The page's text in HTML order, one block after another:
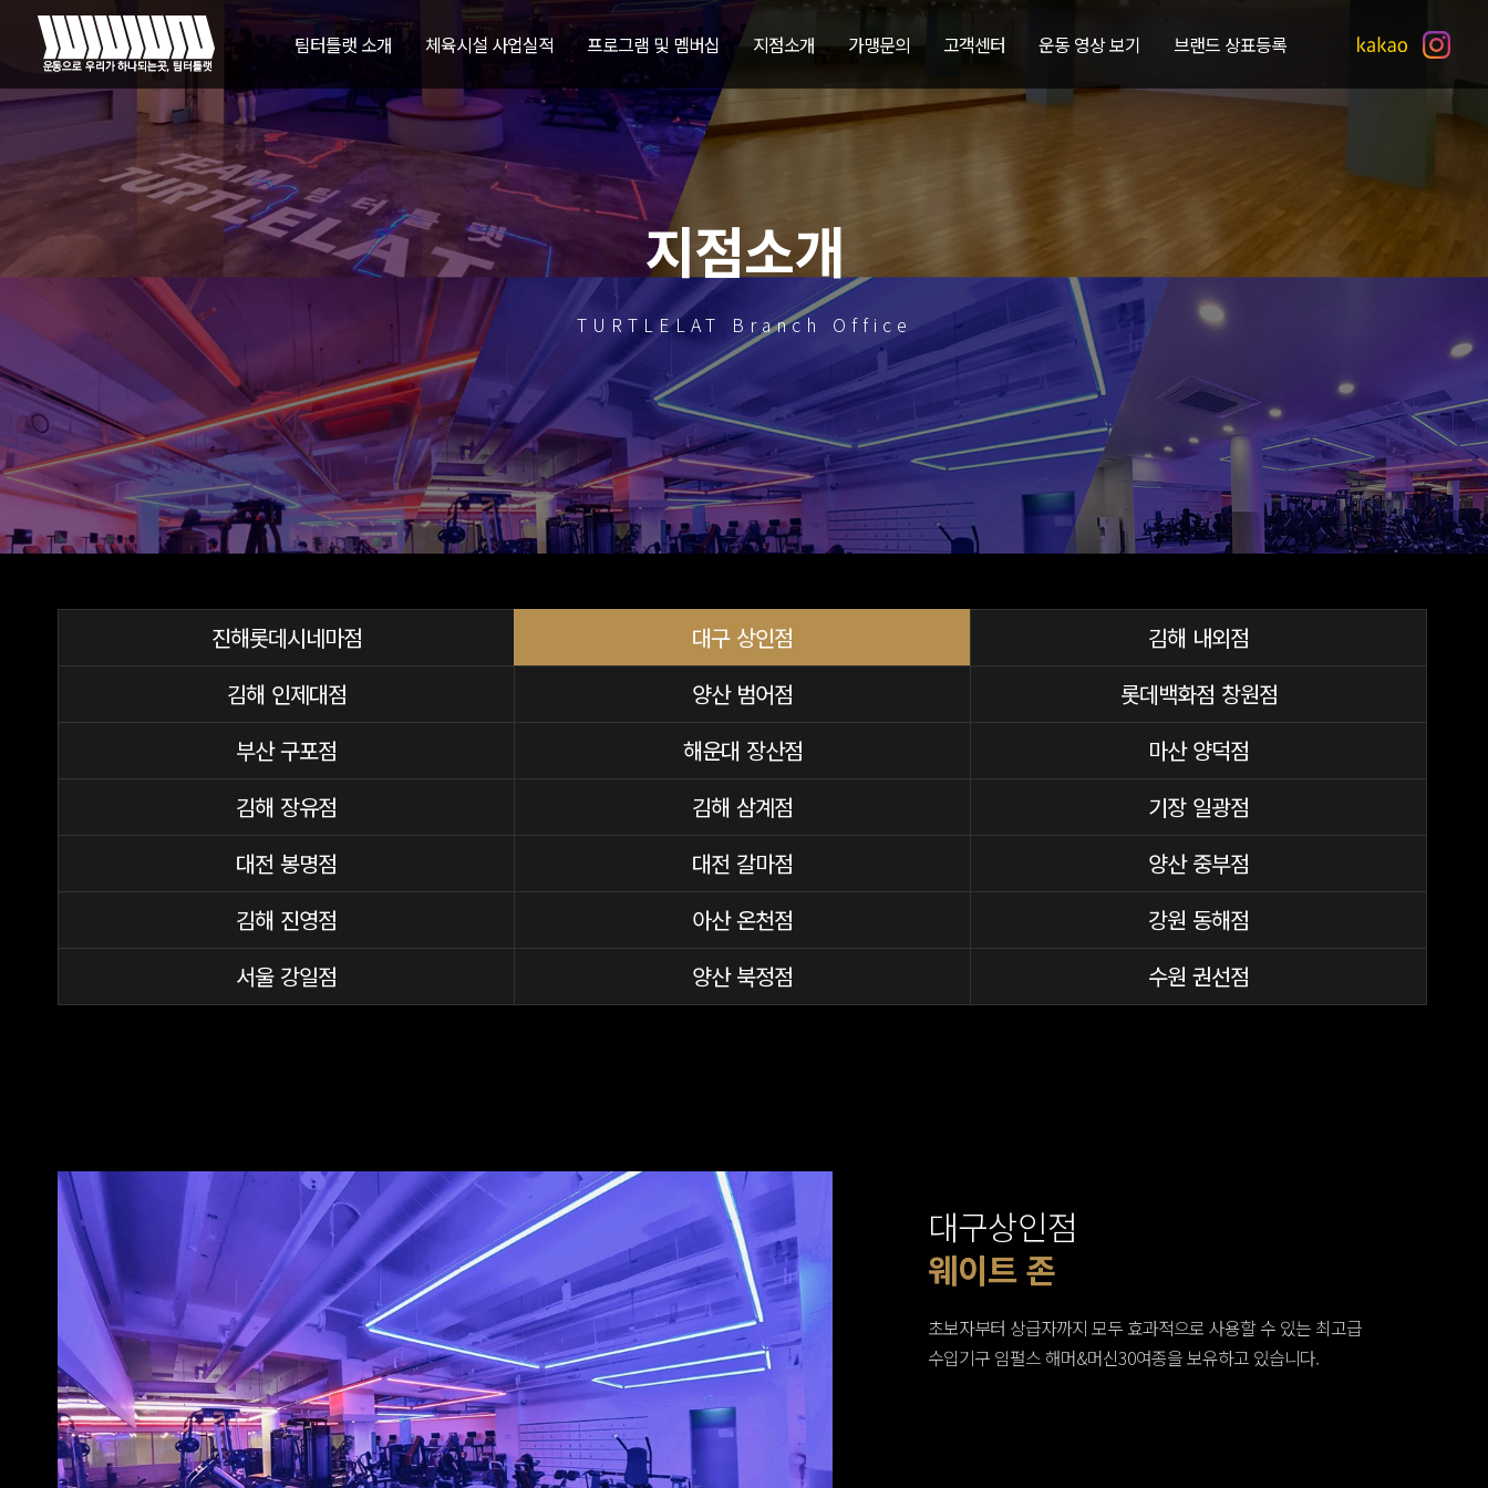
팀터틀랫 소개 체육시설 사업실적 프로그램 및 멤버십 지점소개 가맹문의 고객센터 운동 영상 보기 브랜드 상표등록
지점소개
TURTLELAT Branch Office
진해롯데시네마점 대구 상인점
김해 내외점
김해 인제대점
양산 범어점
롯데백화점 창원점
부산 구포점
해운대 장산점
마산 양덕점
김해 장유점
김해 삼계점
기장 일광점
대전 봉명점
대전 갈마점
양산 중부점
김해 진영점
아산 온천점
강원 동해점
서울 강일점
양산 북정점 수원 권선점
G.X룸
런닝머신 존
대구상인점
웨이트 존
초보자부터 상급자까지 모두 효과적으로 사용할 수 있는 최고급
수입기구 임펄스 해머&머신30여종을 보유하고 있습니다.
출입구&인포메이션
휴식공간
프리웨이트 존
프리웨이트 존